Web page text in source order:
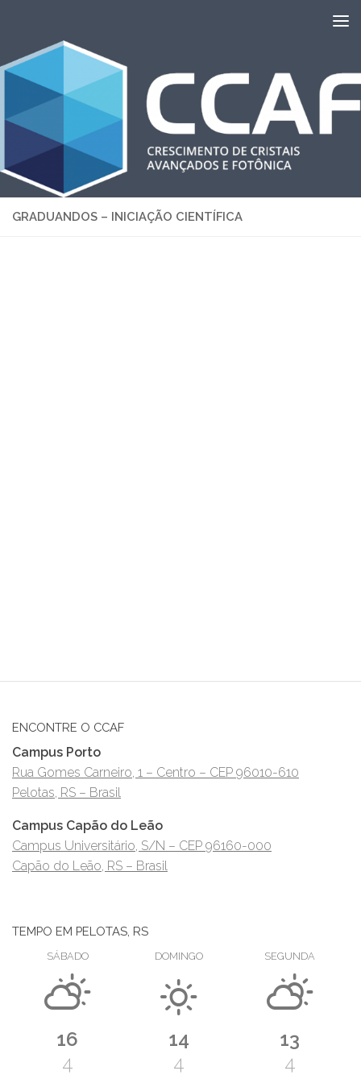
GRADUANDOS – INICIAÇÃO CIENTÍFICA
ENCONTRE O CCAF
Campus Porto
Rua Gomes Carneiro, 1 – Centro – CEP 96010-610
Pelotas, RS – Brasil
Campus Capão do Leão
Campus Universitário, S/N – CEP 96160-000
Capão do Leão, RS – Brasil
TEMPO EM PELOTAS, RS
SÁBADO
16
4
DOMINGO
14
4
SEGUNDA
13
4